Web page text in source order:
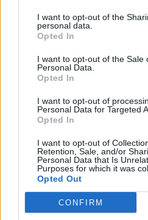
I want to opt-out of the
personal data.
Opted In
I want to opt-out of the Sale
Personal Data.
Opted In
I want to opt-out of
Personal Data for Targeted
Opted In
I want to opt-out of
Retention, Sale, and/or
Personal Data that Is
Purposes for which it was
Opted Out
CONFIRM
Pasak A. Balilo, matoma
padidėjo nuo pradinių 3
maždaug 12–14 kilometrų.
„Kol kas ten
pragyvenimas
pareigūnas.
„MT Terra Nova“